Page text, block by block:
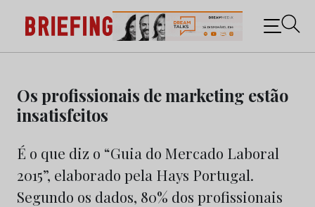
content
Briefing: Todas as notícias sobre os negócios do
Marketing e da Publicidade
Os profissionais de marketing estão
insatisfeitos
É o que diz o “Guia do Mercado Laboral
2015”, elaborado pela Hays Portugal.
Segundo os dados, 80% dos profissionais